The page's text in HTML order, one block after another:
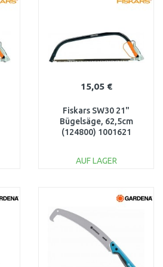
15,05 €
Fiskars SW30 21"
Bügelsäge, 62,5cm
(124800) 1001621
AUF LAGER